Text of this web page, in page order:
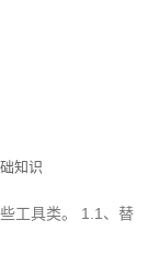
知识
工具类。 1.1、替